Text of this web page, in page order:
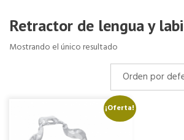
Retractor de lengua y
Mostrando el único resultado
¡Oferta!